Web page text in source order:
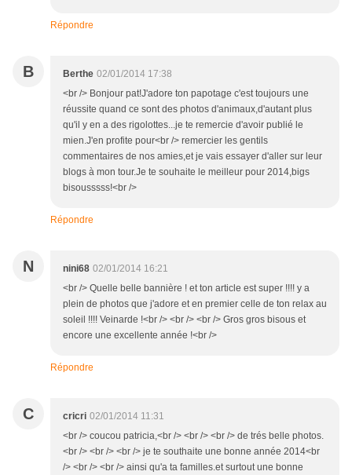
Répondre
B Berthe 02/01/2014 17:38
<br /> Bonjour pat!J'adore ton papotage c'est toujours une
réussite quand ce sont des photos d'animaux,d'autant plus
qu'il y en a des rigolottes...je te remercie d'avoir publié le
mien.J'en profite pour<br /> remercier les gentils
commentaires de nos amies,et je vais essayer d'aller sur leur
blogs à mon tour.Je te souhaite le meilleur pour 2014,bigs
bisousssss!<br />
Répondre
N nini68 02/01/2014 16:21
<br /> Quelle belle bannière ! et ton article est super !!!! y a
plein de photos que j'adore et en premier celle de ton relax au
soleil !!!! Veinarde !<br /> <br /> <br /> Gros gros bisous et
encore une excellente année !<br />
Répondre
C cricri 02/01/2014 11:31
<br /> coucou patricia,<br /> <br /> <br /> de trés belle photos.
<br /> <br /> <br /> je te southaite une bonne année 2014<br
/> <br /> <br /> ainsi qu'a ta familles.et surtout une bonne